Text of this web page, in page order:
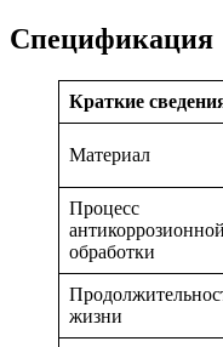
Спецификация
Краткие
Материал
Процесс
антикоррозионной
обработки
жизни